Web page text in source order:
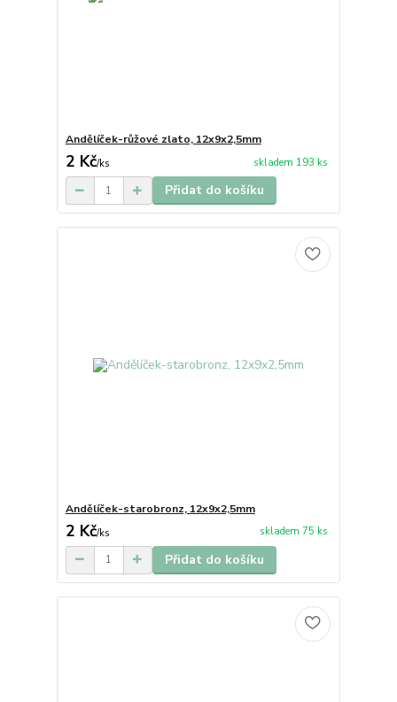
Andělíček-růžové zlato, 12x9x2,5mm
2 Kč/ks skladem 193 ks
Přidat do košíku
Andělíček-starobronz, 12x9x2,5mm
2 Kč/ks skladem 75 ks
Přidat do košíku